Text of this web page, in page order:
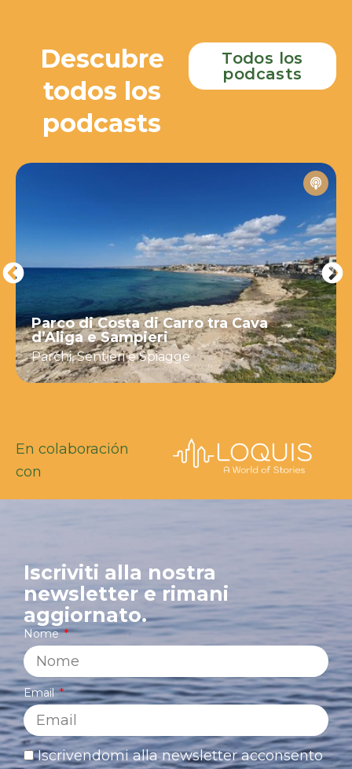
Descubre
todos los
podcasts
Todos los
podcasts
Parco di Costa di Carro tra Cava
d’Aliga e Sampieri
Parchi, Sentieri e Spiagge
En colaboración
con
Iscriviti alla nostra
newsletter e rimani
aggiornato.
Nome
Email
Iscrivendomi alla newsletter acconsento